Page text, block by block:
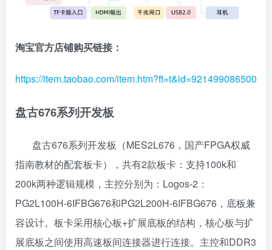
淘宝官方店铺购买链接：
https://item.taobao.com/item.htm?ft=t&id=921499086500
盘古676系列开发板
盘古676系列开发板（MES2L676，国产FPGA权威
指南教材的配套板卡），共有2款板卡：支持100k和
200k两种逻辑规模，主控分别为：Logos-2：
PG2L100H-6IFBG676和PG2L200H-6IFBG676，底板兼
容设计。板卡采用核心板+扩展底板的结构，核心板与扩
展底板之间使用高速板间连接器进行连接。主控和DDR3